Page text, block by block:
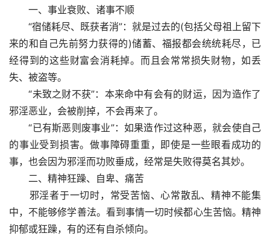
一、事业衰败、诸事不顺
“宿储耗尽、既获者消”：就是过去的(包括父母祖上留下
来的和自己先前努力获得的)储蓄、福报都会统统耗尽，已
经得到的这些财富会消耗掉。而且会常常损失财物，如丢
失、被盗等。
“未致之财不获”：本来命中有会有的财运，因为造作了
邪淫恶业，会被削掉，不会再来了。
“已有斯恶则废事业”：如果造作过这种恶，就会使自己
的事业受到损害。做事障碍重重，即使是一些眼看成功的
事，也会因为邪淫而功败垂成，经常是失败得莫名其妙。
二、精神狂躁、自卑、痛苦
邪淫者于一切时，常受苦恼、心常散乱、精神不能集
中，不能够修学善法。看到事情一切时候都心生苦恼。精神
抑郁或狂躁，有的还有自杀倾向。